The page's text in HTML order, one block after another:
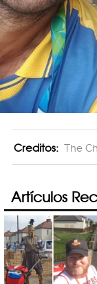
Creditos: The
Artículos